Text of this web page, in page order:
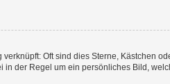
Oft sind dies Sterne, Kästchen
der Regel um ein persönliches Bild,